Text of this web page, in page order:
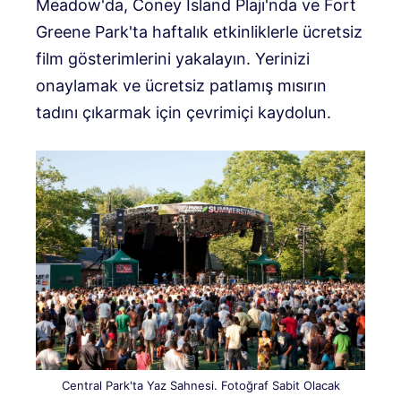
Meadow'da, Coney Island Plajı'nda ve Fort
Greene Park'ta haftalık etkinliklerle ücretsiz
film gösterimlerini yakalayın. Yerinizi
onaylamak ve ücretsiz patlamış mısırın
tadını çıkarmak için çevrimiçi kaydolun.
Central Park'ta Yaz Sahnesi. Fotoğraf Sabit Olacak